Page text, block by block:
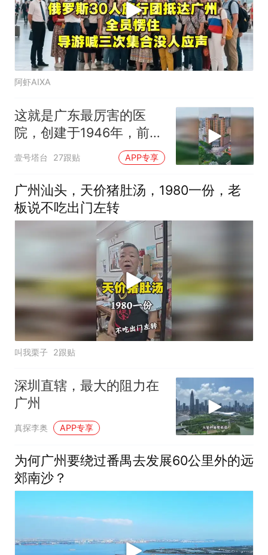
阿虾AIXA
这就是广东最厉害的医
院，创建于1946年，前身
为广州中央医院
壹号塔台 27跟贴 APP专享
广州汕头，天价猪肚汤，1980一份，老
板说不吃出门左转
叫我栗子 2跟贴
深圳直辖，最大的阻力在
广州
真探李奥 APP专享
为何广州要绕过番禺去发展60公里外的远
郊南沙？